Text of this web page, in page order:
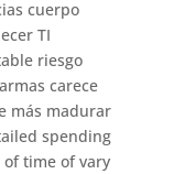
cuerpo
TI
riesgo
carece
más madurar
spending
time of vary